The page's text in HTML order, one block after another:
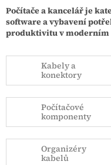
Počítače a kancelář je
software a vybavení
produktivitu v
Kabely a
konektory
Počítačové
komponenty
Organizéry
kabelů